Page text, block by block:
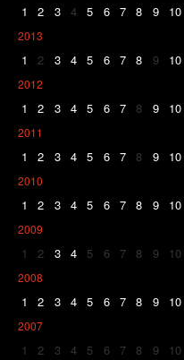
1 2 3 4 5 6 7 8 9 10
2013
1 2 3 4 5 6 7 8 9 10
2012
1 2 3 4 5 6 7 8 9 10
2011
1 2 3 4 5 6 7 8 9 10
2010
1 2 3 4 5 6 7 8 9 10
2009
1 2 3 4 5 6 7 8 9 10
2008
1 2 3 4 5 6 7 8 9 10
2007
1 2 3 4 5 6 7 8 9 10